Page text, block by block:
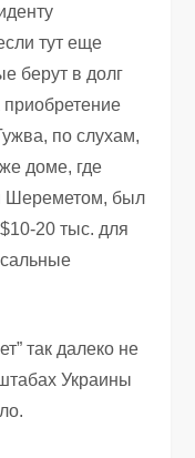
тут еще
берут в долг
по слухам,
доме, где
Шереметом, был
20 тыс. для
так далеко не
Украины